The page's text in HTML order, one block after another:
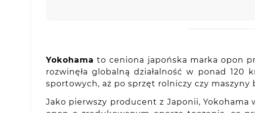
Yokohama to ceniona japońska marka opon
rozwinęła globalną działalność w ponad
sportowych, aż po sprzęt rolniczy czy maszyny
Jako pierwszy producent z Japonii, Yokohama